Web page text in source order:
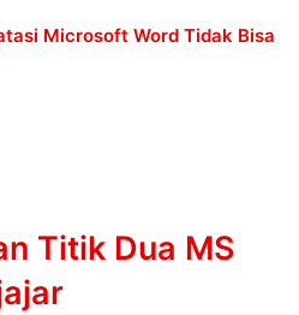
Microsoft Word Tidak Bisa
Titik Dua MS